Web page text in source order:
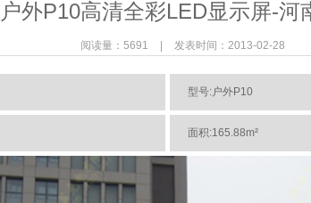
户外P10高清全彩LED显示屏-河
阅读量：5691 | 发表时间：2013-02-28
型号:户外P10
面积:165.88m²